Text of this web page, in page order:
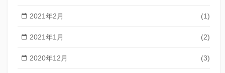
2021年2月 (1)
2021年1月 (2)
2020年12月 (3)